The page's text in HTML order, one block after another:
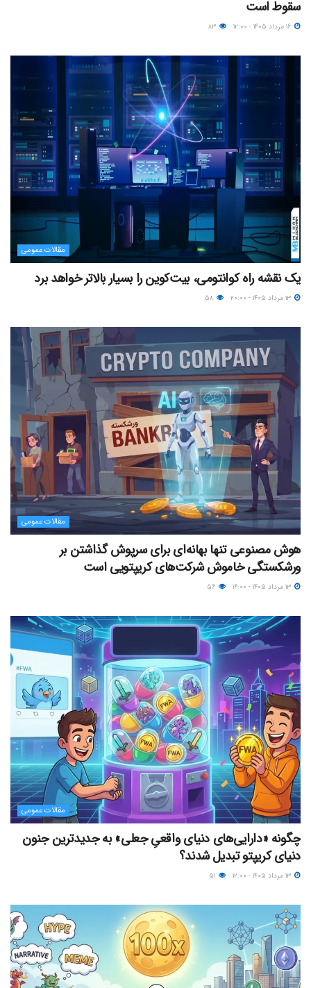
سقوط است
مقالات عمومی
یک نقشه راه کوانتومی، بیت‌کوین را بسیار بالاتر خواهد برد
مقالات عمومی
هوش مصنوعی تنها بهانه‌ای برای سرپوش گذاشتن بر
ورشکستگی خاموش شرکت‌های کریپتویی است
مقالات عمومی
چگونه «دارایی‌های دنیای واقعیِ جعلی» به جدیدترین جنون
دنیای کریپتو تبدیل شدند؟